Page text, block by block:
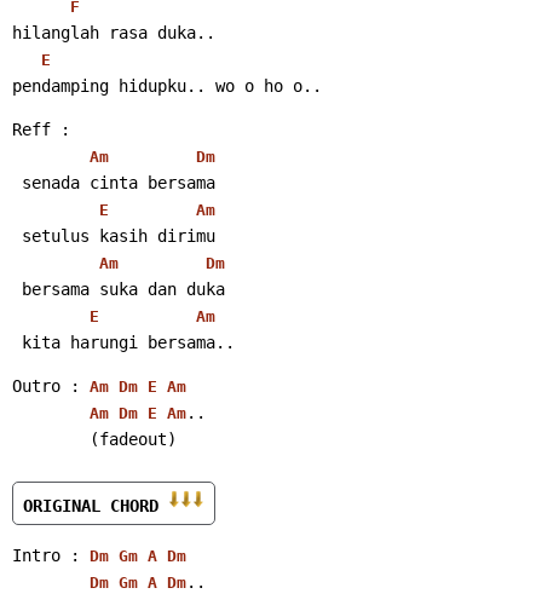
F
hilanglah rasa duka..
E
pendamping hidupku.. wo o ho o..
Reff :
Am Dm
senada cinta bersama
E Am
setulus kasih dirimu
Am Dm
bersama suka dan duka
E Am
kita harungi bersama..
Outro : Am Dm E Am
Am Dm E Am ..
        (fadeout)
ORIGINAL CHORD
Intro : Dm Gm A Dm
Dm Gm A Dm ..